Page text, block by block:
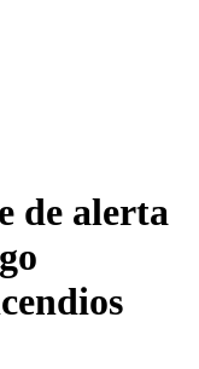
de alerta